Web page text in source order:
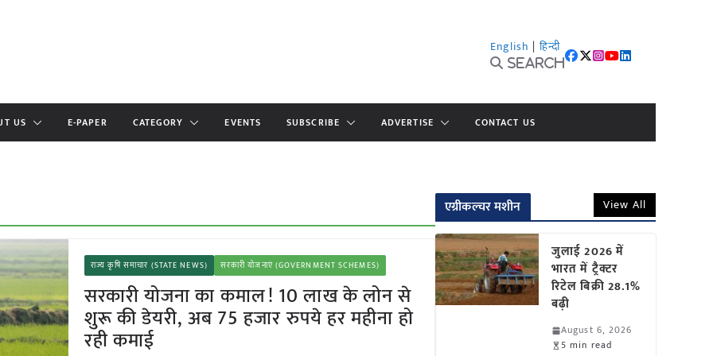
English | हिन्दी
Search
US E-PAPER CATEGORY EVENTS SUBSCRIBE ADVERTISE CONTACT US
राज्य कृषि समाचार (STATE NEWS) सरकारी योजनाएं (GOVERNMENT SCHEMES)
सरकारी योजना का कमाल! 10 लाख के लोन से
शुरू की डेयरी, अब 75 हजार रुपये हर महीना हो
रही कमाई
एग्रीकल्चर मशीन View All
जुलाई 2026 में
भारत में ट्रैक्टर
रिटेल बिक्री 28.1%
बढ़ी
August 6, 2026
5 min read